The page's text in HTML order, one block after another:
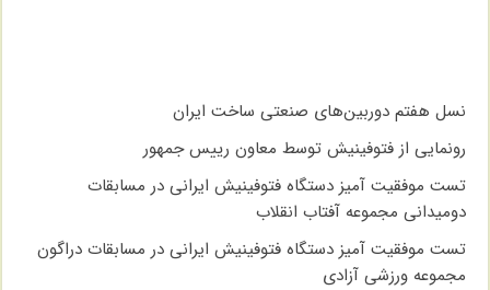
نسل هفتم دوربین‌های صنعتی ساخت ایران
رونمایی از فتوفینیش توسط معاون رییس جمهور
تست موفقیت آمیز دستگاه فتوفینیش ایرانی در مسابقات
دومیدانی مجموعه آفتاب انقلاب
تست موفقیت آمیز دستگاه فتوفینیش ایرانی در مسابقات دراگون
مجموعه ورزشی آزادی